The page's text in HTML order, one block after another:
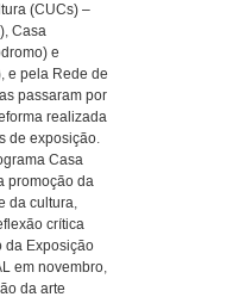
(CUCs) –
Casa
e
e pela Rede de
passaram por
realizada
de exposição.
Casa
promoção da
da cultura,
crítica
da Exposição
em novembro,
da arte